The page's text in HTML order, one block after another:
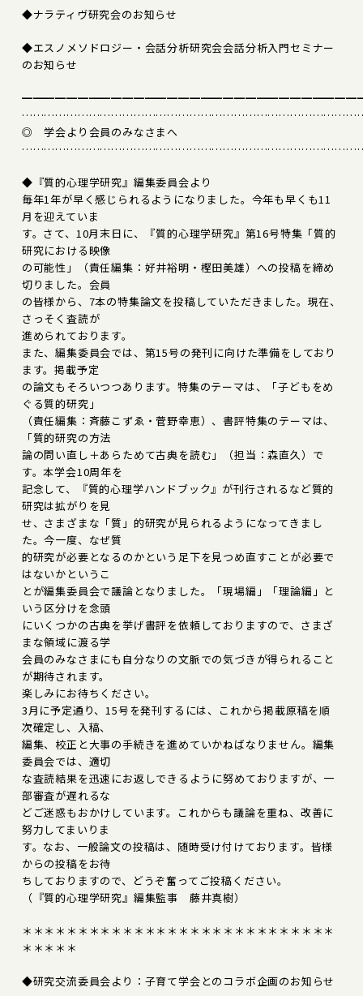
◆ナラティヴ研究会のお知らせ
◆エスノメソドロジー・会話分析研究会会話分析入門セミナー
のお知らせ
◎ 学会より会員のみなさまへ
◆『質的心理学研究』編集委員会より
毎年1年が早く感じられるようになりました。今年も早くも11
月を迎えていま
す。さて、10月末日に、『質的心理学研究』第16号特集「質的
研究における映像
の可能性」（責任編集：好井裕明・樫田美雄）への投稿を締め
切りました。会員
の皆様から、7本の特集論文を投稿していただきました。現在、
さっそく査読が
進められております。
また、編集委員会では、第15号の発刊に向けた準備をしており
ます。掲載予定
の論文もそろいつつあります。特集のテーマは、「子どもをめ
ぐる質的研究」
（責任編集：斉藤こずゑ・菅野幸恵）、書評特集のテーマは、
「質的研究の方法
論の問い直し＋あらためて古典を読む」（担当：森直久）で
す。本学会10周年を
記念して、『質的心理学ハンドブック』が刊行されるなど質的
研究は拡がりを見
せ、さまざまな「質」的研究が見られるようになってきまし
た。今一度、なぜ質
的研究が必要となるのかという足下を見つめ直すことが必要で
はないかというこ
とが編集委員会で議論となりました。「現場編」「理論編」と
いう区分けを念頭
にいくつかの古典を挙げ書評を依頼しておりますので、さまざ
まな領域に渡る学
会員のみなさまにも自分なりの文脈での気づきが得られること
が期待されます。
楽しみにお待ちください。
3月に予定通り、15号を発刊するには、これから掲載原稿を順
次確定し、入稿、
編集、校正と大事の手続きを進めていかねばなりません。編集
委員会では、適切
な査読結果を迅速にお返しできるように努めておりますが、一
部審査が遅れるな
どご迷惑もおかけしています。これからも議論を重ね、改善に
努力してまいりま
す。なお、一般論文の投稿は、随時受け付けております。皆様
からの投稿をお待
ちしておりますので、どうぞ奮ってご投稿ください。
（『質的心理学研究』編集監事 藤井真樹）
＊＊＊＊＊＊＊＊＊＊＊＊＊＊＊＊＊＊＊＊＊＊＊＊＊＊＊＊
＊＊＊＊＊
◆研究交流委員会より：子育て学会とのコラボ企画のお知らせ